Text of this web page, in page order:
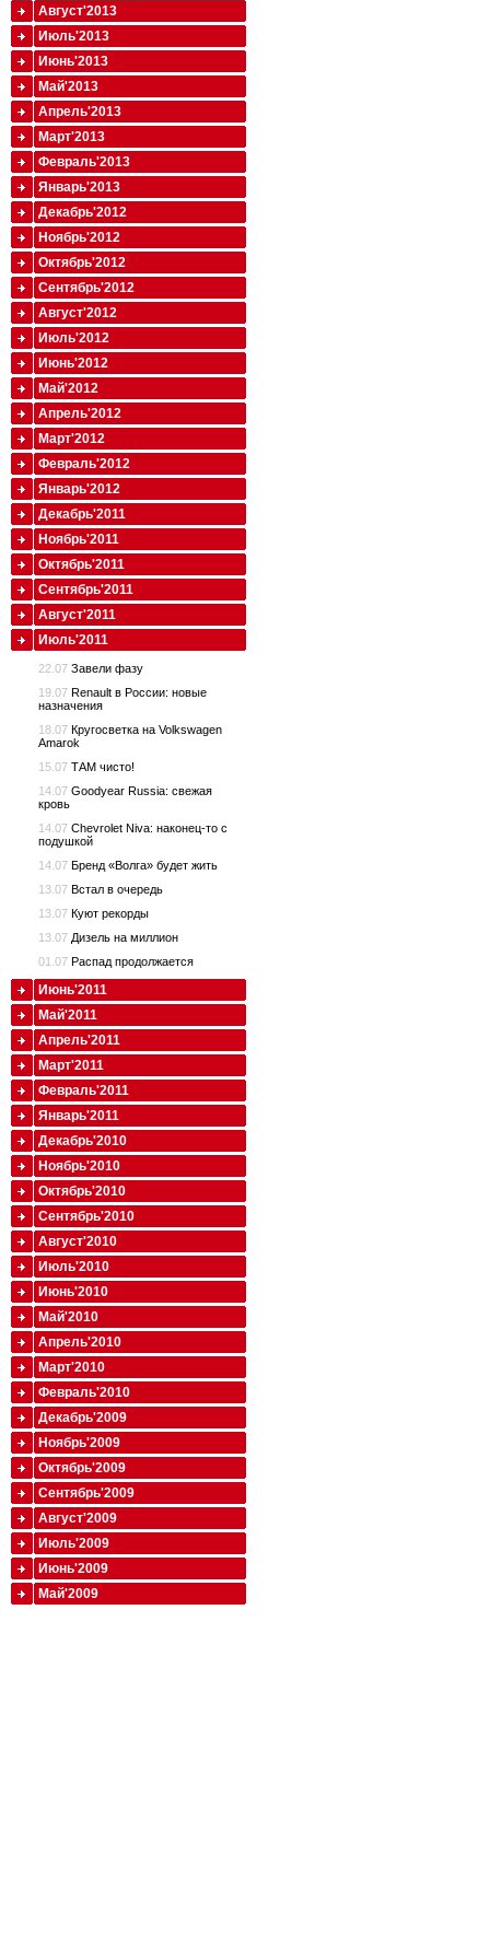
Август'2013
Июль'2013
Июнь'2013
Май'2013
Апрель'2013
Март'2013
Февраль'2013
Январь'2013
Декабрь'2012
Ноябрь'2012
Октябрь'2012
Сентябрь'2012
Август'2012
Июль'2012
Июнь'2012
Май'2012
Апрель'2012
Март'2012
Февраль'2012
Январь'2012
Декабрь'2011
Ноябрь'2011
Октябрь'2011
Сентябрь'2011
Август'2011
Июль'2011
22.07 Завели фазу
19.07 Renault в России: новые
назначения
18.07 Кругосветка на Volkswagen
Amarok
15.07 ТАМ чисто!
14.07 Goodyear Russia: свежая
кровь
14.07 Chevrolet Niva: наконец-то с
подушкой
14.07 Бренд «Волга» будет жить
13.07 Встал в очередь
13.07 Куют рекорды
13.07 Дизель на миллион
01.07 Распад продолжается
Июнь'2011
Май'2011
Апрель'2011
Март'2011
Февраль'2011
Январь'2011
Декабрь'2010
Ноябрь'2010
Октябрь'2010
Сентябрь'2010
Август'2010
Июль'2010
Июнь'2010
Май'2010
Апрель'2010
Март'2010
Февраль'2010
Декабрь'2009
Ноябрь'2009
Октябрь'2009
Сентябрь'2009
Август'2009
Июль'2009
Июнь'2009
Май'2009